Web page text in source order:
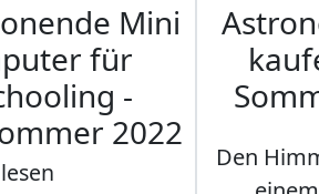
Mini
für
-
2022
lesen
Den